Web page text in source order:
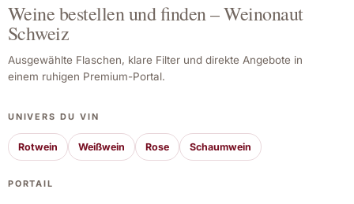
Weine bestellen und finden – Weinonaut
Schweiz
Ausgewählte Flaschen, klare Filter und direkte Angebote in
einem ruhigen Premium-Portal.
UNIVERS DU VIN
Rotwein Weißwein Rose Schaumwein
PORTAIL